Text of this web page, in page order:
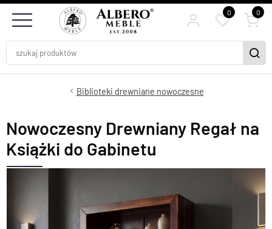
0 0
Biblioteki drewniane nowoczesne
Nowoczesny Drewniany Regał na
Książki do Gabinetu